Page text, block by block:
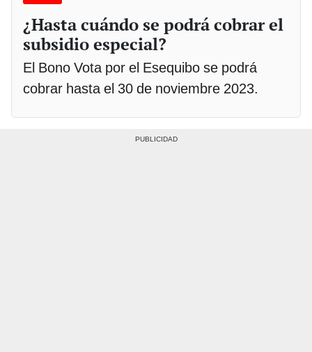
¿Hasta cuándo se podrá cobrar el
subsidio especial?
El Bono Vota por el Esequibo se podrá
cobrar hasta el 30 de noviembre 2023.